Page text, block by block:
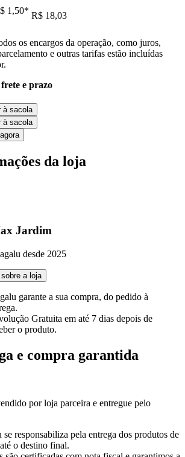
1,50* R$ 18,03
os encargos da operação, como juros,
e outras tarifas estão incluídas
e prazo
à sacola
à sacola
da loja
Jardim
desde 2025
a loja
garante a sua compra, do pedido à
Gratuita em até 7 dias depois de
o produto.
e compra garantida
por loja parceira e entregue pelo
responsabiliza pela entrega dos produtos de
o destino final.